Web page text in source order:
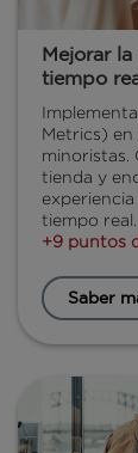
Mejorar
tiempo
Metrics) en
minoristas.
tienda y
tiempo
+9 puntos
Saber